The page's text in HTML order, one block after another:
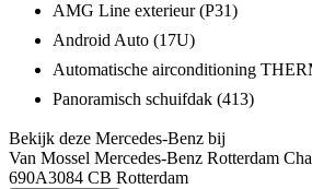
AMG Line exterieur (P31)
Android Auto (17U)
Automatische airconditioning
Panoramisch schuifdak (413)
Bekijk deze Mercedes-Benz bij
Van Mossel Mercedes-Benz Rotterdam
690A3084 CB Rotterdam